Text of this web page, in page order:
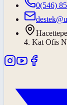
0(546)
4. Kat Ofis